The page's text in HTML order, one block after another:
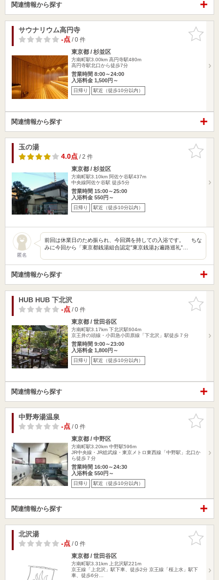
関連情報から探す
お気に入
りに追加
サウナリウム高円寺
-点/ 0 件
東京都 / 杉並区
方南町駅3.00km 高円寺駅480m
高円寺駅北口から徒歩7分
営業時間 8:00～24:00
入浴料金 1,500円～
日帰り 駅近（徒歩10分以内）
関連情報から探す
お気に入
りに追加
玉の湯
4.0点/ 2 件
東京都 / 杉並区
方南町駅3.10km 阿佐ケ谷駅437m
中央線阿佐ケ谷駅 徒歩5分
営業時間 15:00～25:00
入浴料金 550円～
日帰り 駅近（徒歩10分以内）
匿名
前回は休業日のため振られ、今回満を持しての入浴です。 ちな
みに今回から「東京都銭湯組合認定”東京銭湯お遍路巡礼”…
関連情報から探す
お気に入
りに追加
HUB HUB 下北沢
-点/ 0 件
東京都 / 世田谷区
方南町駅3.17km 下北沢駅604m
京王井の頭線・小田急小田原線「下北沢」駅徒歩７分
営業時間 9:00～23:00
入浴料金 1,800円～
日帰り 駅近（徒歩10分以内）
関連情報から探す
お気に入
りに追加
中野寿湯温泉
-点/ 0 件
東京都 / 中野区
方南町駅3.20km 中野駅596m
JR中央線・JR総武線・東京メトロ東西線「中野駅」北口か
ら徒歩７分
営業時間 16:00～24:30
入浴料金 550円～
日帰り 駅近（徒歩10分以内）
関連情報から探す
お気に入
りに追加
北沢湯
-点/ 0 件
東京都 / 世田谷区
方南町駅3.31km
上北沢駅221m
京王線「上北沢」駅下車、徒歩2分 京王線「桜上水」駅下
車、徒歩6分…